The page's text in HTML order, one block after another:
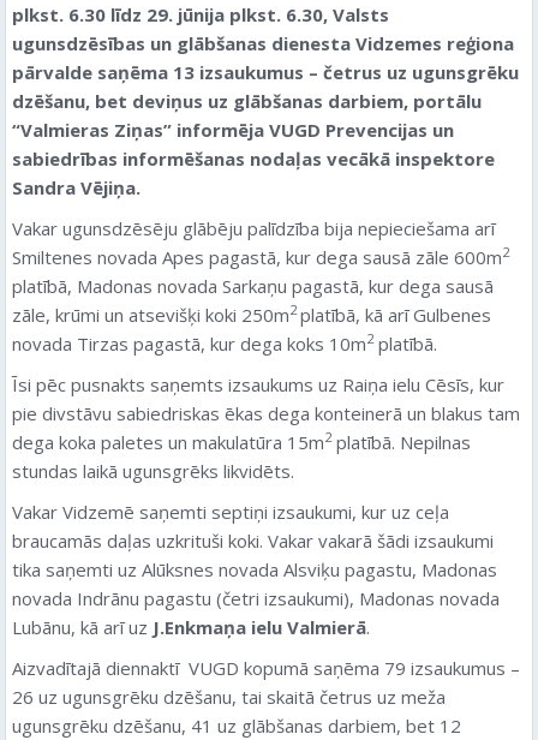
plkst. 6.30 līdz 29. jūnija plkst. 6.30, Valsts
ugunsdzēsības un glābšanas dienesta Vidzemes reģiona
pārvalde saņēma 13 izsaukumus – četrus uz ugunsgrēku
dzēšanu, bet deviņus uz glābšanas darbiem, portālu
“Valmieras Ziņas” informēja VUGD Prevencijas un
sabiedrības informēšanas nodaļas vecākā inspektore
Sandra Vējiņa.
Vakar ugunsdzēsēju glābēju palīdzība bija nepieciešama arī
Smiltenes novada Apes pagastā, kur dega sausā zāle 600m2
platībā, Madonas novada Sarkaņu pagastā, kur dega sausā
zāle, krūmi un atsevišķi koki 250m2 platībā, kā arī Gulbenes
novada Tirzas pagastā, kur dega koks 10m2platībā.
Īsi pēc pusnakts saņemts izsaukums uz Raiņa ielu Cēsīs, kur
pie divstāvu sabiedriskas ēkas dega konteinerā un blakus tam
dega koka paletes un makulatūra 15m2platībā. Nepilnas
stundas laikā ugunsgrēks likvidēts.
Vakar Vidzemē saņemti septiņi izsaukumi, kur uz ceļa
braucamās daļas uzkrituši koki. Vakar vakarā šādi izsaukumi
tika saņemti uz Alūksnes novada Alsviķu pagastu, Madonas
novada Indrānu pagastu (četri izsaukumi), Madonas novada
Lubānu, kā arī uz J.Enkmaņa ielu Valmierā.
Aizvadītajā diennaktī VUGD kopumā saņēma 79 izsaukumus –
26 uz ugunsgrēku dzēšanu, tai skaitā četrus uz meža
ugunsgrēku dzēšanu, 41 uz glābšanas darbiem, bet 12